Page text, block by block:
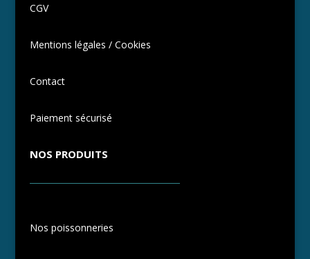
CGV
Mentions légales / Cookies
Contact
Paiement sécurisé
NOS PRODUITS
Nos poissonneries